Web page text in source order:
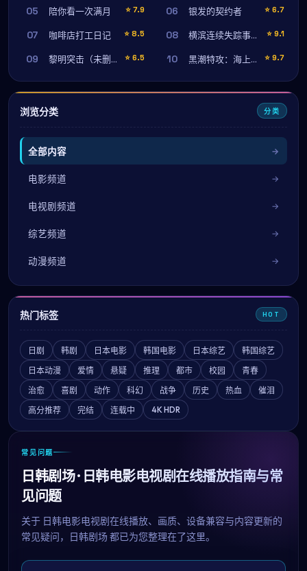
05 陪你看一次满月 ⭐ 7.9 06 银发的契约者 ⭐ 6.7
07 咖啡店打工日记 ⭐ 8.5 08 横滨连续失踪事件（高清完整版） ⭐ 9.1
09 黎明突击（未删减完整版） ⭐ 6.5 10 黑潮特攻：海上风暴 ⭐ 9.7
浏览分类 分类
全部内容
电影频道
电视剧频道
综艺频道
动漫频道
热门标签 HOT
日剧 韩剧 日本电影 韩国电影 日本综艺
韩国综艺
日本动漫
爱情 悬疑 推理 都市 校园
青春
治愈
喜剧 动作 科幻 战争 历史 热血
催泪
高分推荐
完结 连载中 4K HDR
常见问题
日韩剧场 · 日韩电影电视剧在线播放指南与常
见问题
关于 日韩电影电视剧在线播放、画质、设备兼容与内容更新的
常见疑问，
日韩剧场 都已为您整理在了这里。